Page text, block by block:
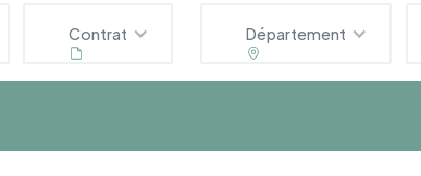
Contrat Département